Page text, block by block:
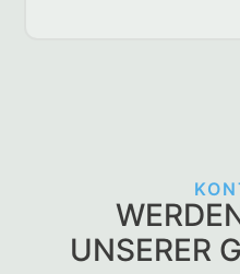
UNSERER